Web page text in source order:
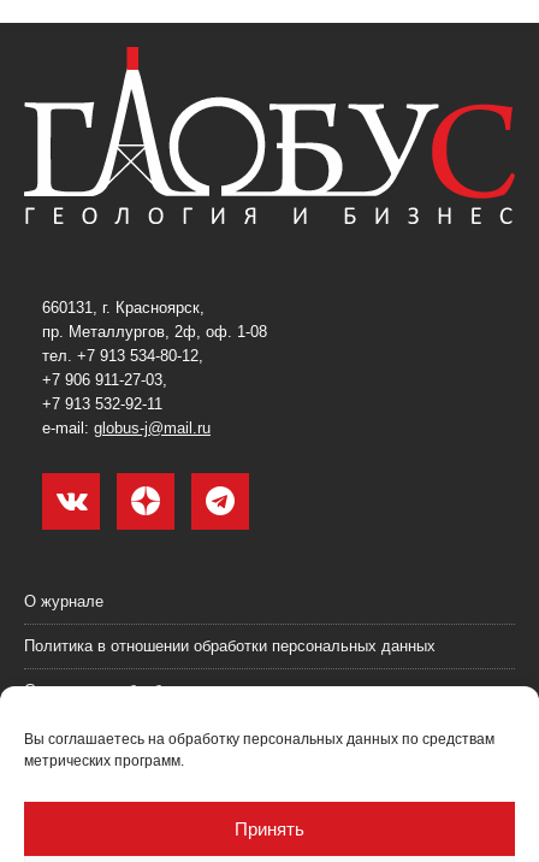
Вы соглашаетесь на обработку персональных данных по средствам
метрических программ.
Принять
660131, г. Красноярск,
пр. Металлургов, 2ф, оф. 1-08
тел. +7 913 534-80-12,
+7 906 911-27-03,
+7 913 532-92-11
e-mail: globus-j@mail.ru
О журнале
Политика в отношении обработки персональных данных
Согласие на обработку персональных данных
Пользовательское соглашение (оферта)